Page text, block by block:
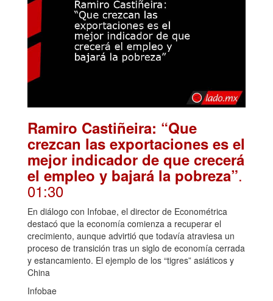
Ramiro Castiñeira: “Que
crezcan las exportaciones es el
mejor indicador de que crecerá
el empleo y bajará la pobreza”.
01:30
En diálogo con Infobae, el director de Econométrica
destacó que la economía comienza a recuperar el
crecimiento, aunque advirtió que todavía atraviesa un
proceso de transición tras un siglo de economía cerrada
y estancamiento. El ejemplo de los “tigres” asiáticos y
China
Infobae